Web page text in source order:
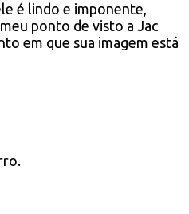
é lindo e imponente,
ponto de visto a Jac
em que sua imagem está